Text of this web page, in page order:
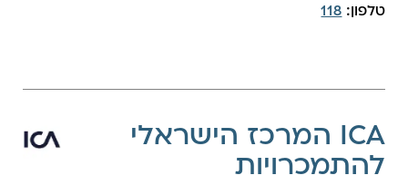
טלפון: 118
ICA המרכז הישראלי
להתמכרויות